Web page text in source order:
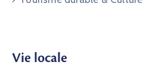
Vie locale